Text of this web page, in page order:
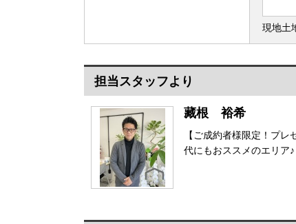
現地土
担当スタッフより
藏根 裕希
【ご成約者様限定！プ
代にもおススメのエリア♪